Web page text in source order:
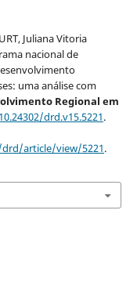
Juliana Vitoria
nacional de
uma análise com
Regional em
10.24302/drd.v15.5221.
article/view/5221.